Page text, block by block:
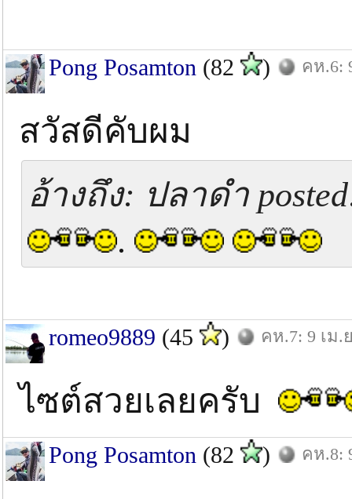
Pong Posamton (82 ) คห.6:
สวัสดีคับผม
อ้างถึง: ปลาดำ
.
romeo9889 (45 ) คห.7: 9 เม.
ไซต์สวยเลยครับ
Pong Posamton (82 ) คห.8: